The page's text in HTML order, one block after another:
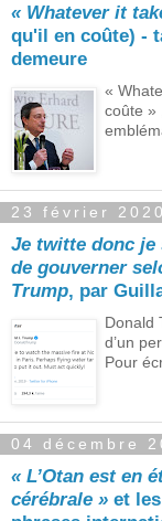
« Whatever it
qu'il en coûte) ‑
demeure
«
coûte »
23 février 2020
Je twitte donc je
de gouverner
Trump, par
Donald
d’un
Pour
04 décembre
« L’Otan est en
cérébrale » et